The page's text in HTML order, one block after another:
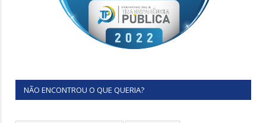
NÃO ENCONTROU O QUE QUERIA?